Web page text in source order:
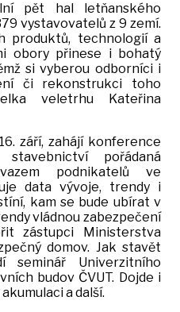
pět hal letňanského
vystavovatelů z 9 zemí.
produktů, technologií a
obory přinese i bohatý
si vyberou odborníci i
či rekonstrukci toho
veletrhu Kateřina
září, zahájí konference
pořádaná
podnikatelů ve
data vývoje, trendy i
kam se bude ubírat v
vládnou zabezpečení
zástupci Ministerstva
domov. Jak stavět
seminář Univerzitního
budov ČVUT. Dojde i
a další.